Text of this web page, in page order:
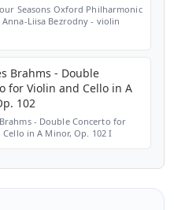
Seasons Oxford Philharmonic
Liisa Bezrodny - violin
Brahms - Double
for Violin and Cello in A
102
- Double Concerto for
in A Minor, Op. 102 I